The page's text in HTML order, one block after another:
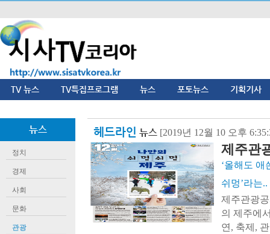
TV 뉴스 TV특집프로그램 뉴스 포토뉴스 기획기사
뉴스
정치
경제
사회
문화
관광
헤드라인 뉴스 [2019년 12월 10 오후
제주관
‘올해도 애
쉬멍’라는..
제주관광
의 제주에
연, 축제,